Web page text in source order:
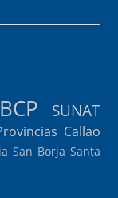
BCP
SUNAT
Callao
San Borja Santa